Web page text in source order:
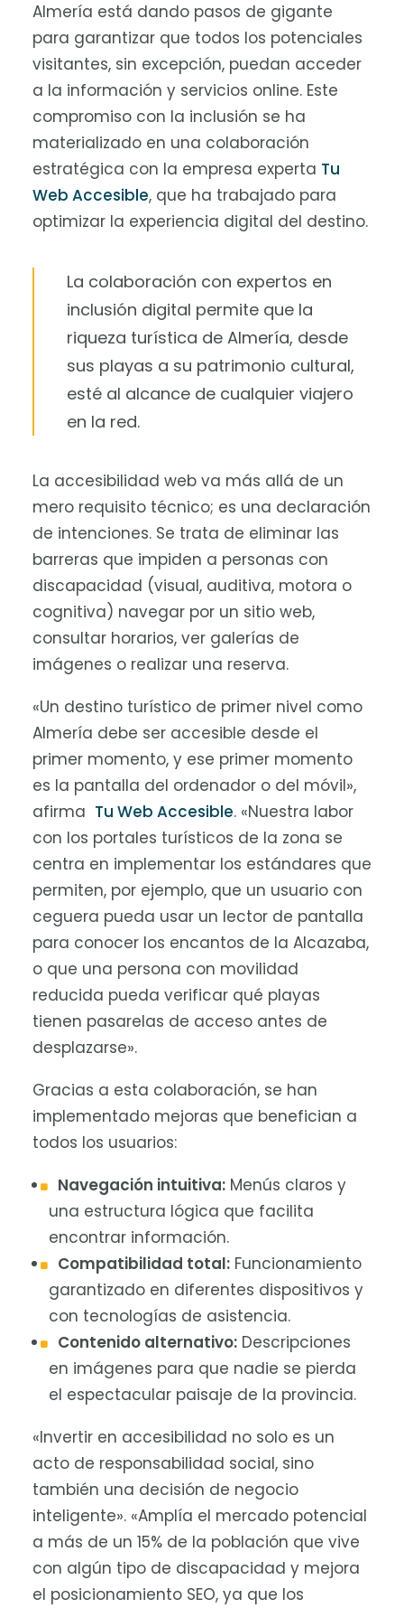
Almería está dando pasos de gigante
para garantizar que todos los potenciales
visitantes, sin excepción, puedan acceder
a la información y servicios online. Este
compromiso con la inclusión se ha
materializado en una colaboración
estratégica con la empresa experta Tu
Web Accesible, que ha trabajado para
optimizar la experiencia digital del destino.
La colaboración con expertos en
inclusión digital permite que la
riqueza turística de Almería, desde
sus playas a su patrimonio cultural,
esté al alcance de cualquier viajero
en la red.
La accesibilidad web va más allá de un
mero requisito técnico; es una declaración
de intenciones. Se trata de eliminar las
barreras que impiden a personas con
discapacidad (visual, auditiva, motora o
cognitiva) navegar por un sitio web,
consultar horarios, ver galerías de
imágenes o realizar una reserva.
«Un destino turístico de primer nivel como
Almería debe ser accesible desde el
primer momento, y ese primer momento
es la pantalla del ordenador o del móvil»,
afirma Tu Web Accesible. «Nuestra labor
con los portales turísticos de la zona se
centra en implementar los estándares que
permiten, por ejemplo, que un usuario con
ceguera pueda usar un lector de pantalla
para conocer los encantos de la Alcazaba,
o que una persona con movilidad
reducida pueda verificar qué playas
tienen pasarelas de acceso antes de
desplazarse».
Gracias a esta colaboración, se han
implementado mejoras que benefician a
todos los usuarios:
Navegación intuitiva: Menús claros y
una estructura lógica que facilita
encontrar información.
Compatibilidad total: Funcionamiento
garantizado en diferentes dispositivos y
con tecnologías de asistencia.
Contenido alternativo: Descripciones
en imágenes para que nadie se pierda
el espectacular paisaje de la provincia.
«Invertir en accesibilidad no solo es un
acto de responsabilidad social, sino
también una decisión de negocio
inteligente». «Amplía el mercado potencial
a más de un 15% de la población que vive
con algún tipo de discapacidad y mejora
el posicionamiento SEO, ya que los